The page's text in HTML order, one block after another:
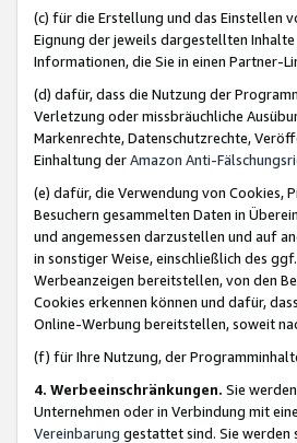
(c) für die Erstellung und das Einstellen
Eignung der jeweils dargestellten
Informationen, die Sie in einen Partner-
(d) dafür, dass die Nutzung der
Verletzung oder missbräuchliche
Markenrechte, Datenschutzrechte,
Einhaltung derAmazon Anti-
(e) dafür, die Verwendung von Cookies,
Besuchern gesammelten Daten in
und angemessen darzustellen und auf
in sonstiger Weise, einschließlich des
Werbeanzeigen bereitstellen, von den
Cookies erkennen können und dafür,
Online-Werbung bereitstellen, soweit
(f) für Ihre Nutzung, der
4. Werbeeinschränkungen. Sie
Unternehmen oder in Verbindung mit
Vereinbarung gestattet sind. Sie werden